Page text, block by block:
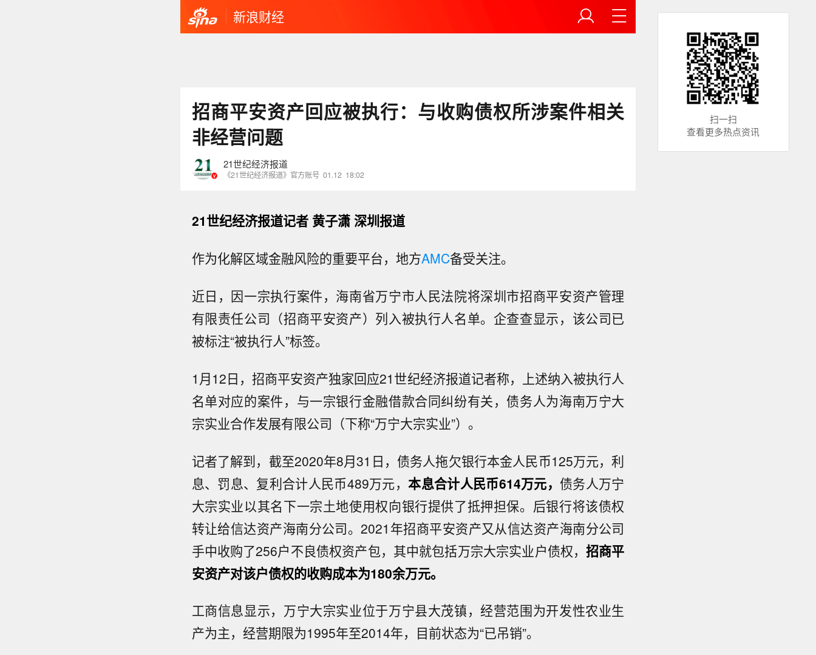
新浪财经
招商平安资产回应被执行：与收购债权所涉案件相关
非经营问题
21世纪经济报道
《21世纪经济报道》官方账号 01.12 18:02
21世纪经济报道记者 黄子潇 深圳报道
作为化解区域金融风险的重要平台，地方AMC备受关注。
近日，因一宗执行案件，海南省万宁市人民法院将深圳市招商平安资产管理
有限责任公司（招商平安资产）列入被执行人名单。企查查显示，该公司已
被标注“被执行人”标签。
1月12日，招商平安资产独家回应21世纪经济报道记者称，上述纳入被执行人
名单对应的案件，与一宗银行金融借款合同纠纷有关，债务人为海南万宁大
宗实业合作发展有限公司（下称“万宁大宗实业”）。
记者了解到，截至2020年8月31日，债务人拖欠银行本金人民币125万元，利
息、罚息、复利合计人民币489万元，本息合计人民币614万元， 债务人万宁
大宗实业以其名下一宗土地使用权向银行提供了抵押担保。后银行将该债权
转让给信达资产海南分公司。2021年招商平安资产又从信达资产海南分公司
手中收购了256户不良债权资产包，其中就包括万宗大宗实业户债权，招商平
安资产对该户债权的收购成本为180余万元。
工商信息显示，万宁大宗实业位于万宁县大茂镇，经营范围为开发性农业生
产为主，经营期限为1995年至2014年，目前状态为“已吊销”。
扫一扫
查看更多热点资讯